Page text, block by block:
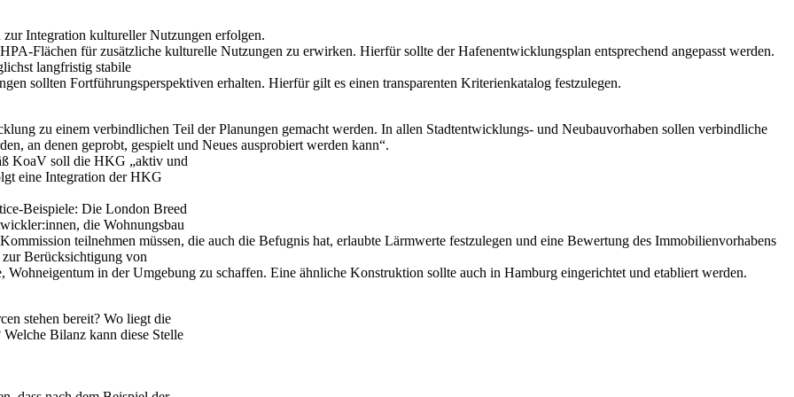
Integration kultureller Nutzungen erfolgen.
Flächen für zusätzliche kulturelle Nutzungen zu erwirken. Hierfür sollte der Hafenentwicklungsplan entsprechend angepasst werden.
langfristig stabile
sollten Fortführungsperspektiven erhalten. Hierfür gilt es einen transparenten Kriterienkatalog festzulegen.
zu einem verbindlichen Teil der Planungen gemacht werden. In allen Stadtentwicklungs- und Neubauvorhaben sollen verbindliche
an denen geprobt, gespielt und Neues ausprobiert werden kann“.
KoaV soll die HKG „aktiv und
eine Integration der HKG
Beispiele: Die London Breed
die Wohnungsbau
teilnehmen müssen, die auch die Befugnis hat, erlaubte Lärmwerte festzulegen und eine Bewertung des Immobilienvorhabens
Berücksichtigung von
in der Umgebung zu schaffen. Eine ähnliche Konstruktion sollte auch in Hamburg eingerichtet und etabliert werden.
stehen bereit? Wo liegt die
Bilanz kann diese Stelle